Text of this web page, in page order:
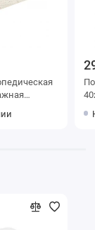
40х60